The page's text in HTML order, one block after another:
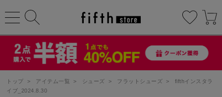
トップ > アイテム一覧 > シューズ > フラットシューズ >
fifthインスタラ
イブ_2024.8.30